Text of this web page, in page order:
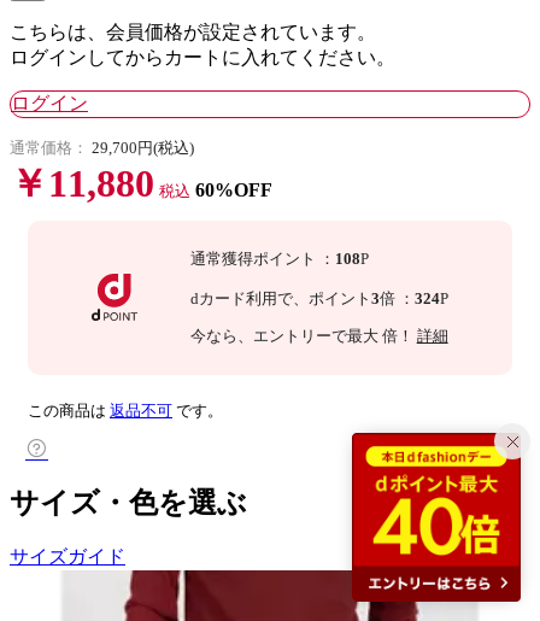
こちらは、会員価格が設定されています。
ログインしてからカートに入れてください。
ログイン
通常価格： 29,700円(税込)
￥11,880 税込 60%OFF
通常獲得ポイント ： 108P
dカード利用で、 ポイント 3倍 ： 324P
今なら 、エントリーで最大 倍！ 詳細
この商品は 返品不可 です。
サイズ・色を選ぶ
サイズガイド